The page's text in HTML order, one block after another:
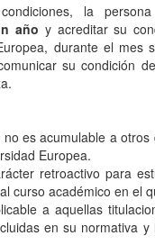
la
año y acreditar su
durante el mes
su condición
es acumulable a
Europea.
retroactivo para
curso académico en el
a aquellas
en su normativa